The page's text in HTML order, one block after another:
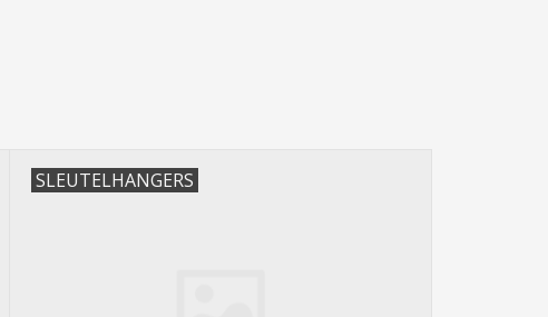
SLEUTELHANGERS